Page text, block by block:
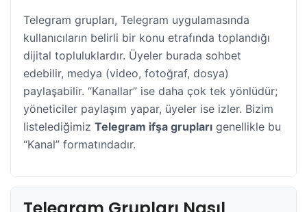
​Telegram grupları, Telegram uygulamasında
kullanıcıların belirli bir konu etrafında toplandığı
dijital topluluklardır. Üyeler burada sohbet
edebilir, medya (video, fotoğraf, dosya)
paylaşabilir. “Kanallar” ise daha çok tek yönlüdür;
yöneticiler paylaşım yapar, üyeler ise izler. Bizim
listelediğimiz Telegram ifşa grupları genellikle bu
“Kanal” formatındadır.